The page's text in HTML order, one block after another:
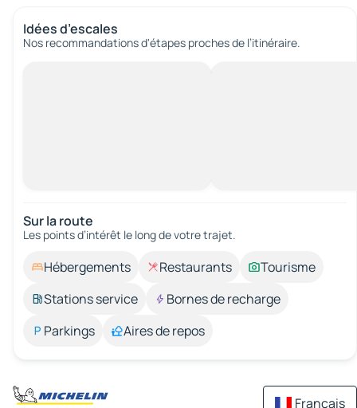
Idées d’escales
Nos recommandations d'étapes proches de l’itinéraire.
Sur la route
Les points d’intérêt le long de votre trajet.
Hébergements Restaurants
Tourisme
Stations service
Bornes de recharge
Parkings
Aires de repos
Français